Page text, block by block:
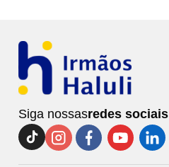
Siga nossasredes sociais